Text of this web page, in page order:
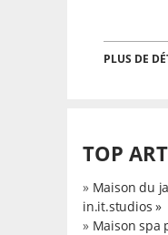
PLUS DE
TOP
» Maison du
in.it.studios »
» Maison spa